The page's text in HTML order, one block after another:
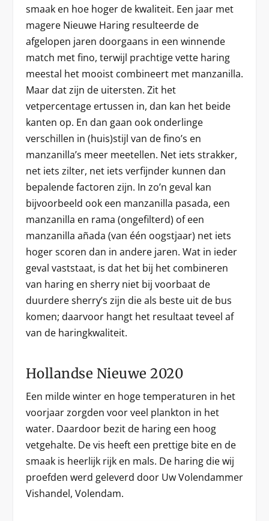
smaak en hoe hoger de kwaliteit. Een jaar met
magere Nieuwe Haring resulteerde de
afgelopen jaren doorgaans in een winnende
match met fino, terwijl prachtige vette haring
meestal het mooist combineert met manzanilla.
Maar dat zijn de uitersten. Zit het
vetpercentage ertussen in, dan kan het beide
kanten op. En dan gaan ook onderlinge
verschillen in (huis)stijl van de fino’s en
manzanilla’s meer meetellen. Net iets strakker,
net iets zilter, net iets verfijnder kunnen dan
bepalende factoren zijn. In zo’n geval kan
bijvoorbeeld ook een manzanilla pasada, een
manzanilla en rama (ongefilterd) of een
manzanilla añada (van één oogstjaar) net iets
hoger scoren dan in andere jaren. Wat in ieder
geval vaststaat, is dat het bij het combineren
van haring en sherry niet bij voorbaat de
duurdere sherry’s zijn die als beste uit de bus
komen; daarvoor hangt het resultaat teveel af
van de haringkwaliteit.
Hollandse Nieuwe 2020
Een milde winter en hoge temperaturen in het
voorjaar zorgden voor veel plankton in het
water. Daardoor bezit de haring een hoog
vetgehalte. De vis heeft een prettige bite en de
smaak is heerlijk rijk en mals. De haring die wij
proefden werd geleverd door Uw Volendammer
Vishandel, Volendam.